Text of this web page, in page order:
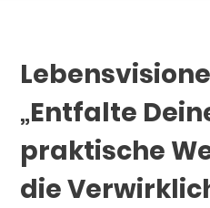
„Entfalte
praktische
die